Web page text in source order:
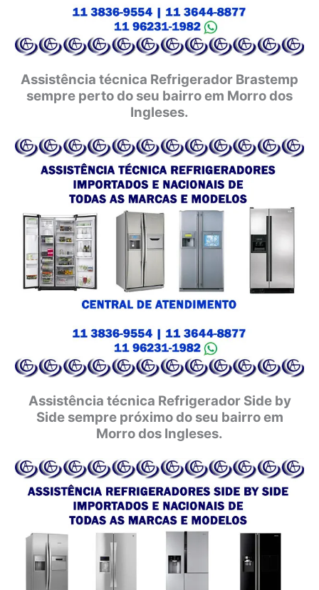
Assistência técnica Refrigerador Brastemp
sempre perto do seu bairro em Morro dos
Ingleses.
Assistência técnica Refrigerador Side by
Side sempre próximo do seu bairro em
Morro dos Ingleses.